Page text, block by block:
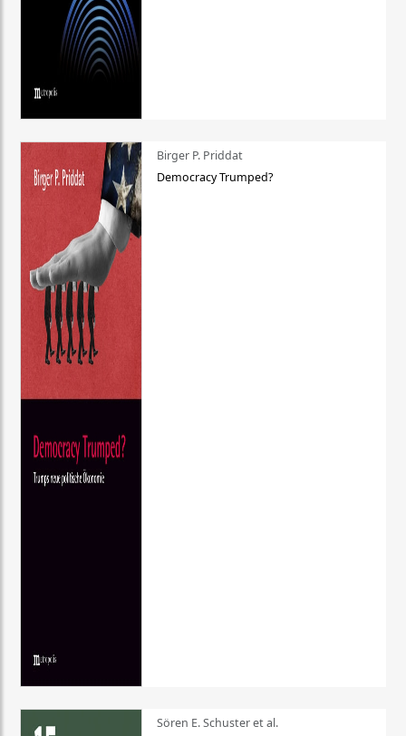
Birger P. Priddat
Democracy Trumped?
Sören E. Schuster et al.